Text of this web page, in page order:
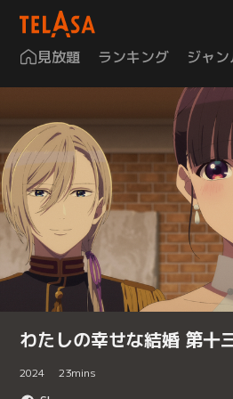
見放題 ランキング ジャ
わたしの幸せな結婚 第十
2024 23mins